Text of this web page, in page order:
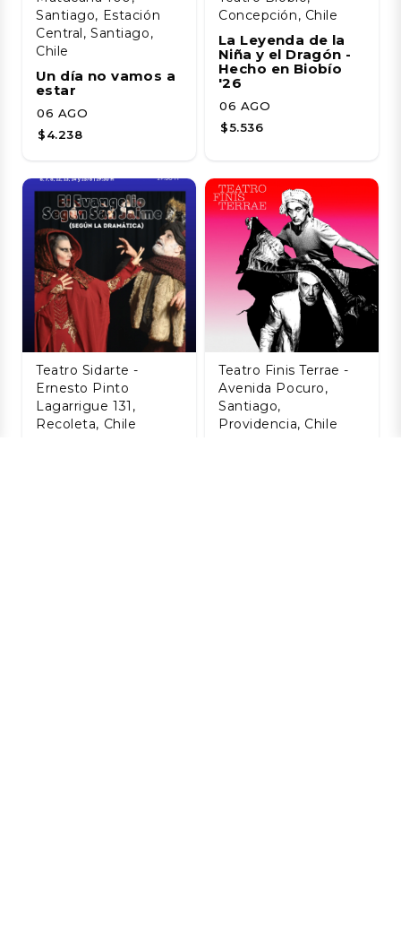
Santiago, Estación
Central, Santiago,
Chile
Un día no vamos a
estar
06 AGO
$4.238
Concepción, Chile
La Leyenda de la
Niña y el Dragón -
Hecho en Biobío
'26
06 AGO
$5.536
Teatro Sidarte -
Ernesto Pinto
Lagarrigue 131,
Recoleta, Chile
Teatro Finis Terrae -
Avenida Pocuro,
Santiago,
Providencia, Chile